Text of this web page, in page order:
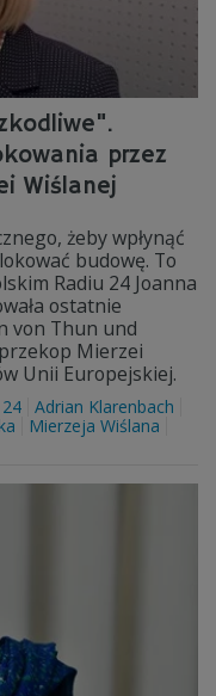
przez
Wiślanej
żeby wpłynąć
budowę. To
Radiu 24 Joanna
ostatnie
von Thun und
Mierzei
Unii Europejskiej.
Adrian Klarenbach
Mierzeja Wiślana